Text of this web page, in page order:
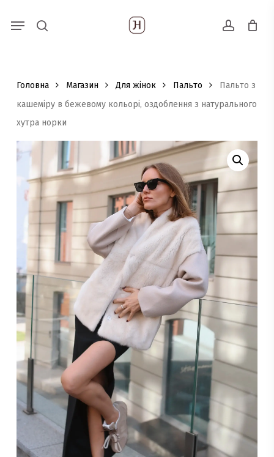
Пошук
товарів
account
Menu
Головна Магазин Для жінок Пальто
Пальто з
кашеміру в бежевому кольорі, оздоблення з натурального
хутра норки